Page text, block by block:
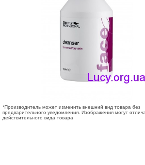
*Производитель может изменить внешний вид товара без
предварительного уведомления. Изображения могут
действительного вида товара